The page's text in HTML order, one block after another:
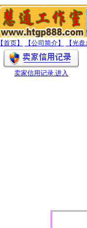
【首页】 【公司简介】 【光
卖家信用记录.进入